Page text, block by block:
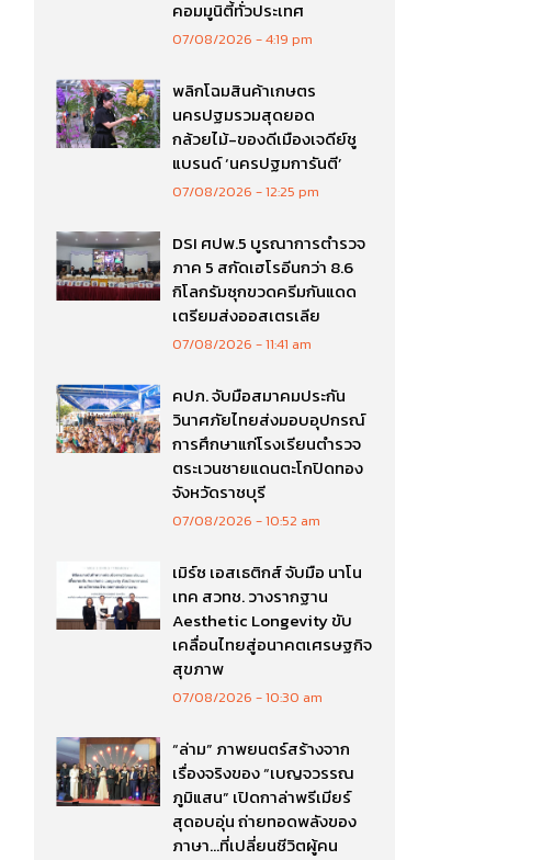
คอมมูนิตี้ทั่วประเทศ
07/08/2026 4:19 pm
พลิกโฉมสินค้าเกษตร
นครปฐมรวมสุดยอด
กล้วยไม้-ของดีเมืองเจดีย์ชู
แบรนด์ ‘นครปฐมการันตี’
07/08/2026 12:25 pm
DSI ศปพ.5 บูรณาการตำรวจ
ภาค 5 สกัดเฮโรอีนกว่า 8.6
กิโลกรัมซุกขวดครีมกันแดด
เตรียมส่งออสเตรเลีย
07/08/2026 11:41 am
คปภ. จับมือสมาคมประกัน
วินาศภัยไทยส่งมอบอุปกรณ์
การศึกษาแก่โรงเรียนตำรวจ
ตระเวนชายแดนตะโกปิดทอง
จังหวัดราชบุรี
07/08/2026 10:52 am
เมิร์ซ เอสเธติกส์ จับมือ นาโน
เทค สวทช. วางรากฐาน
Aesthetic Longevity ขับ
เคลื่อนไทยสู่อนาคตเศรษฐกิจ
สุขภาพ
07/08/2026 10:30 am
“ล่าม” ภาพยนตร์สร้างจาก
เรื่องจริงของ “เบญจวรรณ
ภูมิแสน” เปิดกาล่าพรีเมียร์
สุดอบอุ่น ถ่ายทอดพลังของ
ภาษา…ที่เปลี่ยนชีวิตผู้คน